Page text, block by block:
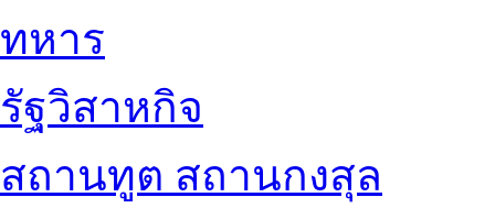
ทหาร
รัฐวิสาหกิจ
สถานทูต สถานกงสุล